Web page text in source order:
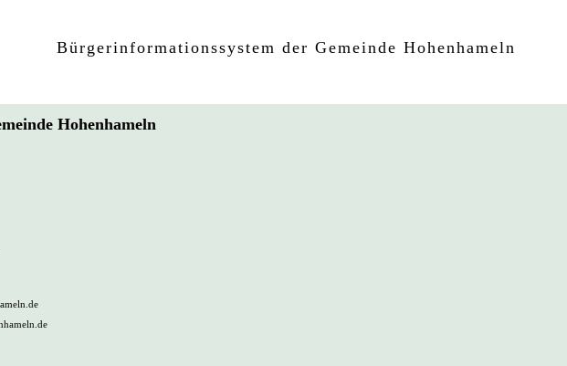
Bürgerinformationssystem der Gemeinde Hohenhameln
Hohenhameln